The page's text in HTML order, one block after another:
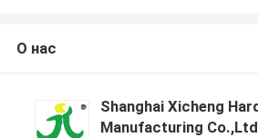
О нас
Shanghai Xicheng
Manufacturing Co.,Ltd